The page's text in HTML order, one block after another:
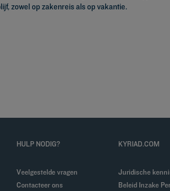
zowel op zakenreis als op vakantie.
HULP NODIG?
Veelgestelde vragen
Contacteer ons
KYRIAD.COM
Juridische
Beleid Inzake